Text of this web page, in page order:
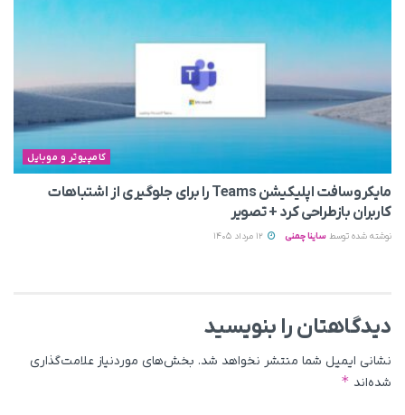
کامپیوتر و موبایل
مایکروسافت اپلیکیشن Teams را برای جلوگیری از اشتباهات
کاربران بازطراحی کرد + تصویر
نوشته شده توسط ساینا چمنی
دیدگاهتان را بنویسید
نشانی ایمیل شما منتشر نخواهد شد. بخش‌های موردنیاز علامت‌گذاری
شده‌اند *